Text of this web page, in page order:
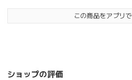
この商品をアプリ
ショップの評価